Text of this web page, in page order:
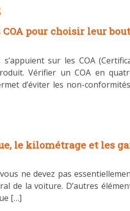
pour choisir leur
sur les COA
Vérifier un COA en
d’éviter les non-
le kilométrage et les
ne devez pas
de la voiture. D’autres
[…]